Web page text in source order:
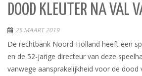
DOOD KLEUTER NA VAL
25 MAART 2019
De rechtbank Noord-Holland heeft een
en de 52-jarige directeur van deze
vanwege aansprakelijkheid voor de dood